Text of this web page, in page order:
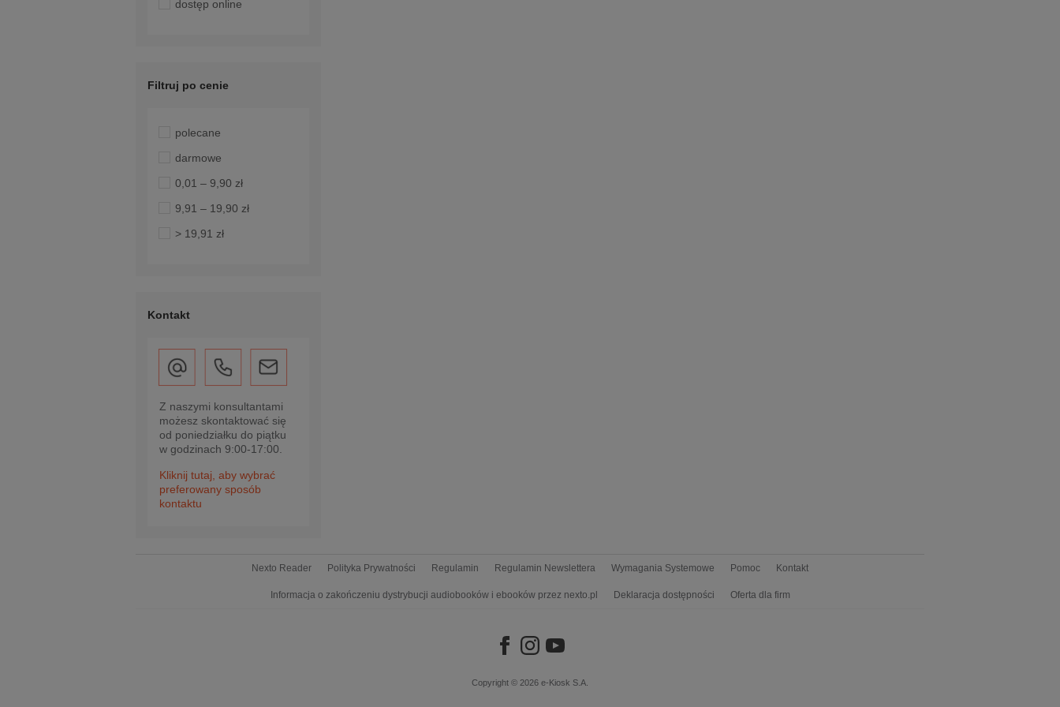
dostęp online
Filtruj po cenie
polecane
darmowe
0,01 – 9,90 zł
9,91 – 19,90 zł
> 19,91 zł
Kontakt
Z naszymi konsultantami
możesz skontaktować się
od poniedziałku do piątku
w godzinach 9:00-17:00.
Kliknij tutaj, aby wybrać
preferowany sposób
kontaktu
Nexto Reader Polityka Prywatności Regulamin Regulamin Newslettera Wymagania Systemowe Pomoc Kontakt
Informacja o zakończeniu dystrybucji audiobooków i ebooków przez nexto.pl Deklaracja dostępności Oferta dla firm
Copyright © 2026 e-Kiosk S.A.